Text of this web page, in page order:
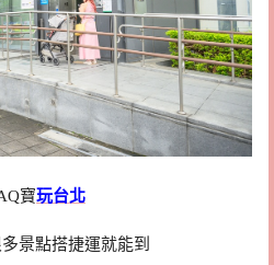
寶玩台北
景點搭捷運就能到